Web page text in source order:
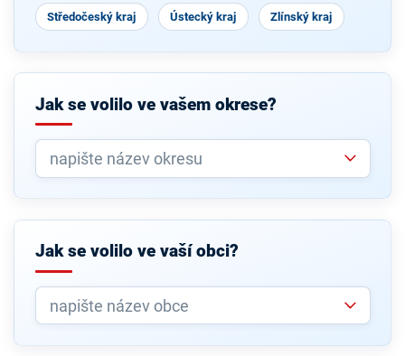
Středočeský kraj Ústecký kraj Zlínský kraj
Jak se volilo ve vašem okrese?
Jak se volilo ve vaší obci?